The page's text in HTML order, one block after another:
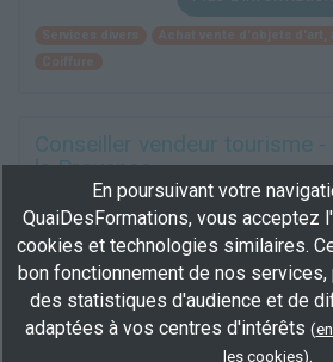
Conseiller vendeur tourisme
la Provence
En centre
315 h
100 % demandeur d’emploi,
Plus
Commerce
En poursuivant votre
QuaiDesFormations, vous acceptez
cookies et technologies similaires.
bon fonctionnement de nos
des statistiques d'audience et de
adaptées à vos centres d'intérêts (
les cookies).